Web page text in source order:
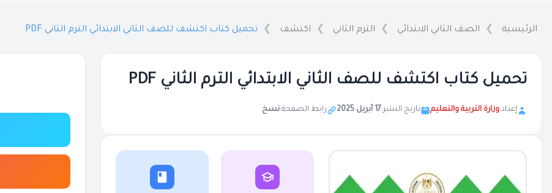
الرئيسية الصف الثاني الابتدائي الترم الثاني اكتشف تحميل كتاب اكتشف للصف الثاني الابتدائي الترم الثاني PDF
تحميل كتاب اكتشف للصف الثاني الابتدائي الترم الثاني PDF
إعداد:وزارة التربية والتعليم تاريخ النشر:17 أبريل 2025 رابط الصفحة:نسخ